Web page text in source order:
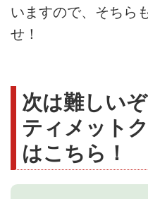
いますので、そちら
せ！
次は難しい
ティメット
はこちら！